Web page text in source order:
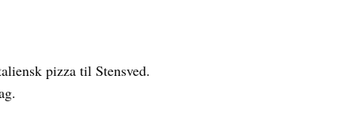
pizza til Stensved.